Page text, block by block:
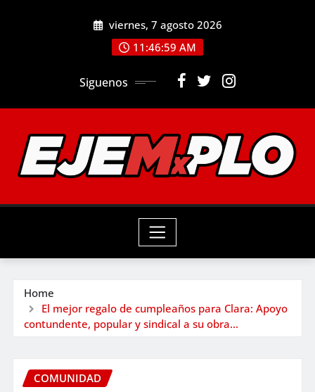
viernes, 7 agosto 2026
11:47:01 AM
Siguenos
Home
El mejor regalo de cumpleaños para Clara: Apoyo
contundente, popular y sindical a su obra…
COMUNIDAD